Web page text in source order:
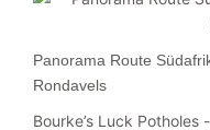
Panorama Route
Rondavels
Bourke’s Luck